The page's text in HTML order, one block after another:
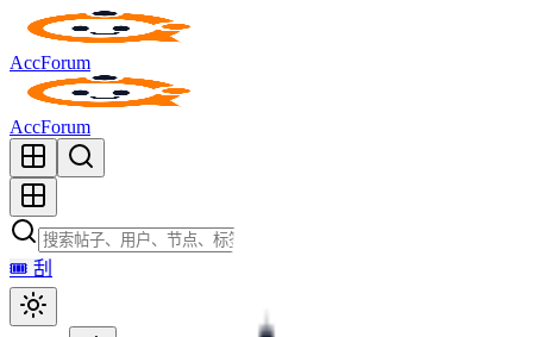
AccForum
AccForum
🎟️ 刮